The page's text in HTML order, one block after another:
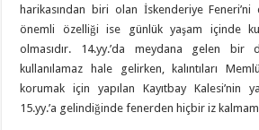
harikasından biri olan İskenderiye
önemli özelliği ise günlük yaşam içinde
olmasıdır. 14.yy.’da meydana gelen bir
kullanılamaz hale gelirken, kalıntıları
korumak için yapılan Kayıtbay Kalesi’nin
15.yy.’a gelindiğinde fenerden hiçbir iz